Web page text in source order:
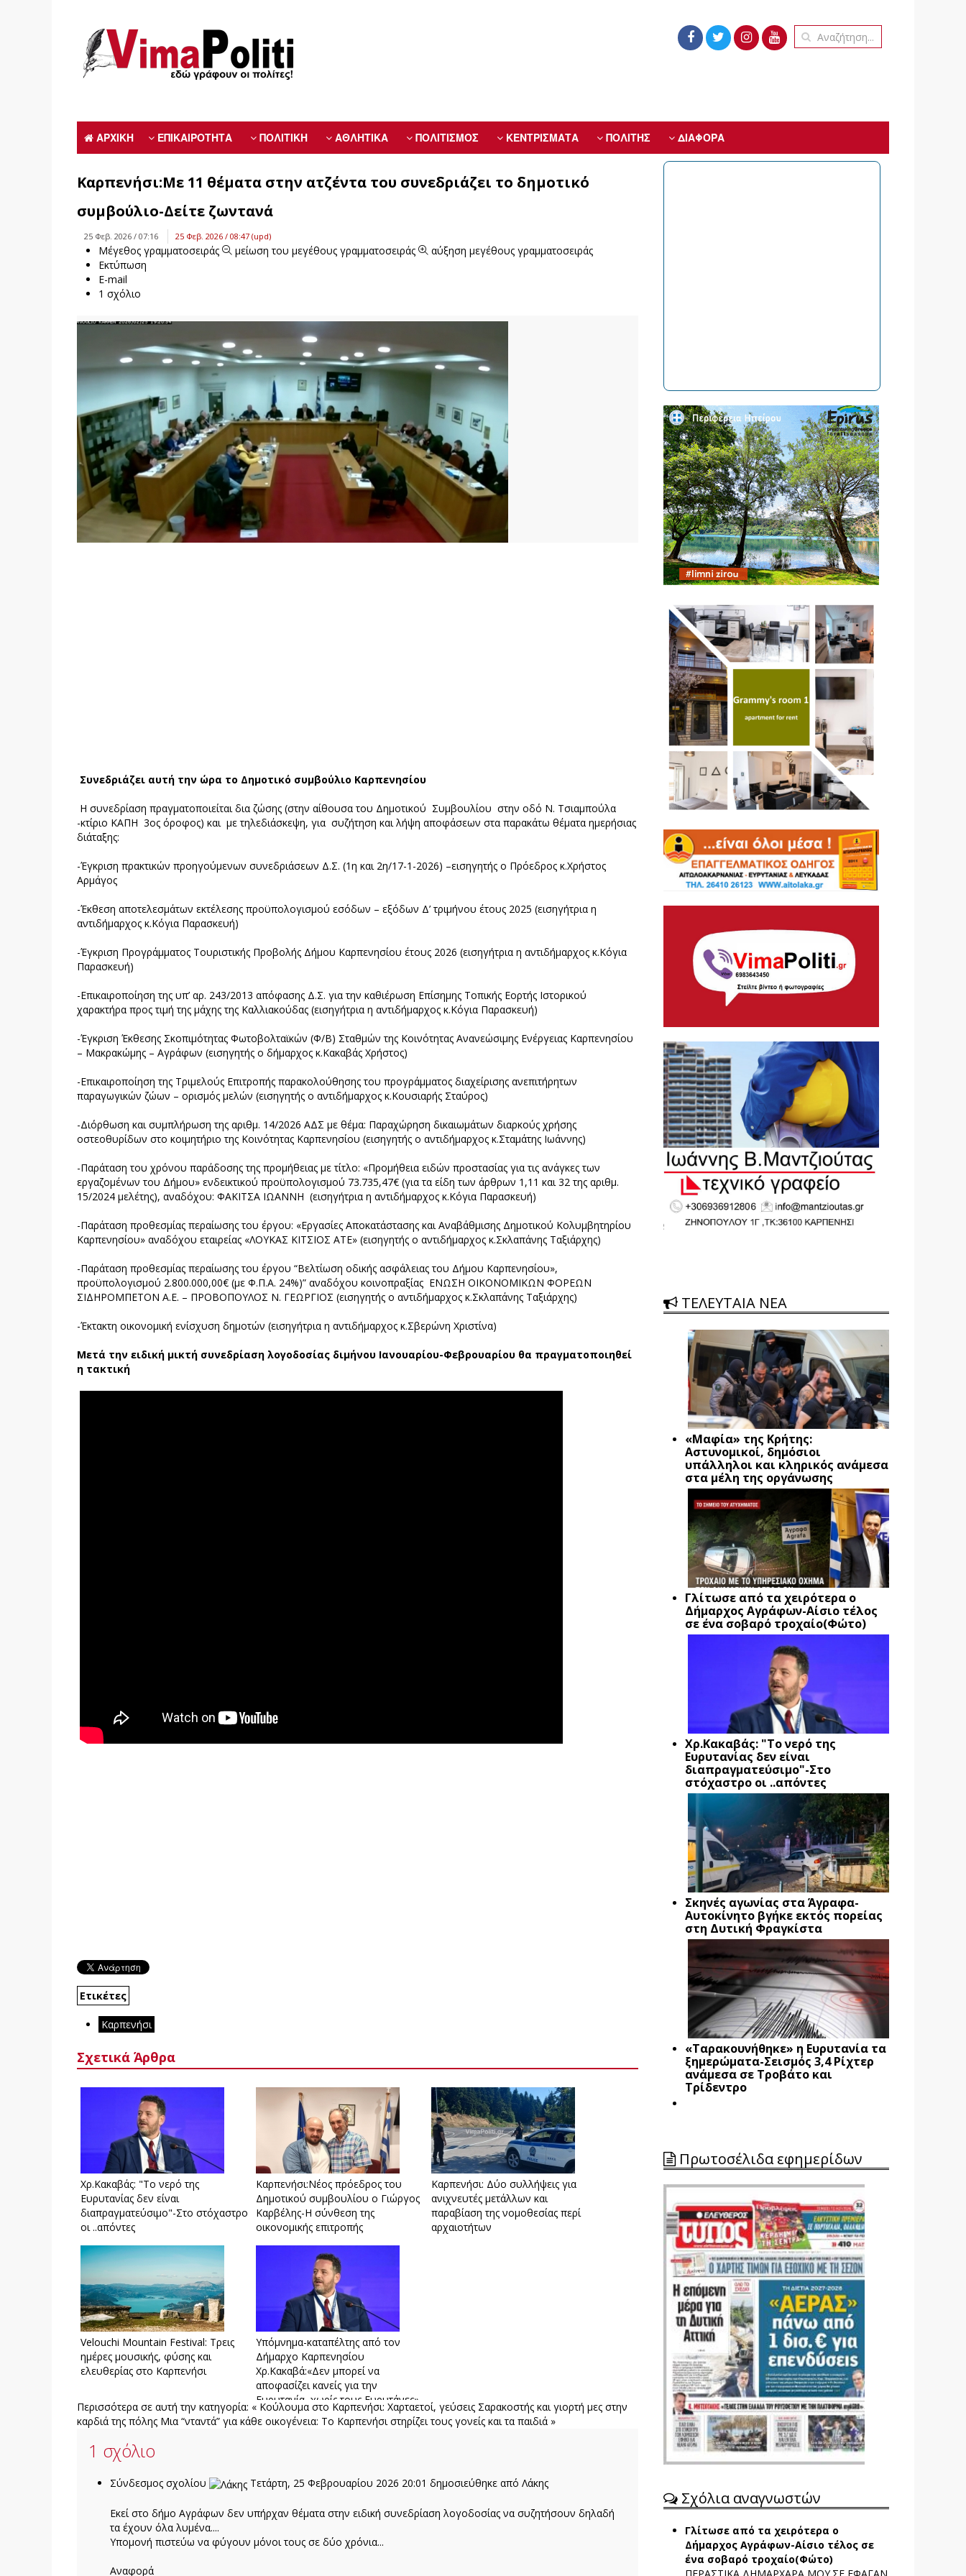
ΑΡΧΙΚΗ ΕΠΙΚΑΙΡΟΤΗΤΑ ΠΟΛΙΤΙΚΗ ΑΘΛΗΤΙΚΑ ΠΟΛΙΤΙΣΜΟΣ ΚΕΝΤΡΙΣΜΑΤΑ ΠΟΛΙΤΗΣ ΔΙΑΦΟΡΑ
Καρπενήσι:Με 11 θέματα στην ατζέντα του συνεδριάζει το δημοτικό
συμβούλιο-Δείτε ζωντανά
25 Φεβ. 2026 / 07:16 25 Φεβ. 2026 / 08:47 (upd)
Μέγεθος γραμματοσειράς μείωση του μεγέθους γραμματοσειράς
αύξηση μεγέθους γραμματοσειράς
Εκτύπωση
E-mail
1 σχόλιο
Συνεδριάζει αυτή την ώρα το Δημοτικό συμβούλιο Καρπενησίου
Η συνεδρίαση πραγματοποιείται δια ζώσης (στην αίθουσα του Δημοτικού Συμβουλίου στην οδό Ν. Τσιαμπούλα
-κτίριο ΚΑΠΗ 3ος όροφος) και με τηλεδιάσκεψη, για συζήτηση και λήψη αποφάσεων στα παρακάτω θέματα ημερήσιας
διάταξης:
-Έγκριση πρακτικών προηγούμενων συνεδριάσεων Δ.Σ. (1η και 2η/17-1-2026) –εισηγητής ο Πρόεδρος κ.Χρήστος
Αρμάγος
-Έκθεση αποτελεσμάτων εκτέλεσης προϋπολογισμού εσόδων – εξόδων Δ’ τριμήνου έτους 2025 (εισηγήτρια η
αντιδήμαρχος κ.Κόγια Παρασκευή)
-Έγκριση Προγράμματος Τουριστικής Προβολής Δήμου Καρπενησίου έτους 2026 (εισηγήτρια η αντιδήμαρχος κ.Κόγια
Παρασκευή)
-Επικαιροποίηση της υπ’ αρ. 243/2013 απόφασης Δ.Σ. για την καθιέρωση Επίσημης Τοπικής Εορτής Ιστορικού
χαρακτήρα προς τιμή της μάχης της Καλλιακούδας (εισηγήτρια η αντιδήμαρχος κ.Κόγια Παρασκευή)
-Έγκριση Έκθεσης Σκοπιμότητας Φωτοβολταϊκών (Φ/Β) Σταθμών της Κοινότητας Ανανεώσιμης Ενέργειας Καρπενησίου
– Μακρακώμης – Αγράφων (εισηγητής ο δήμαρχος κ.Κακαβάς Χρήστος)
-Επικαιροποίηση της Τριμελούς Επιτροπής παρακολούθησης του προγράμματος διαχείρισης ανεπιτήρητων
παραγωγικών ζώων – ορισμός μελών (εισηγητής ο αντιδήμαρχος κ.Κουσιαρής Σταύρος)
-Διόρθωση και συμπλήρωση της αριθμ. 14/2026 ΑΔΣ με θέμα: Παραχώρηση δικαιωμάτων διαρκούς χρήσης
οστεοθυρίδων στο κοιμητήριο της Κοινότητας Καρπενησίου (εισηγητής ο αντιδήμαρχος κ.Σταμάτης Ιωάννης)
-Παράταση του χρόνου παράδοσης της προμήθειας με τίτλο: «Προμήθεια ειδών προστασίας για τις ανάγκες των
εργαζομένων του Δήμου» ενδεικτικού προϋπολογισμού 73.735,47€ (για τα είδη των άρθρων 1,11 και 32 της αριθμ.
15/2024 μελέτης), αναδόχου: ΦΑΚΙΤΣΑ ΙΩΑΝΝΗ (εισηγήτρια η αντιδήμαρχος κ.Κόγια Παρασκευή)
-Παράταση προθεσμίας περαίωσης του έργου: «Εργασίες Αποκατάστασης και Αναβάθμισης Δημοτικού Κολυμβητηρίου
Καρπενησίου» αναδόχου εταιρείας «ΛΟΥΚΑΣ ΚΙΤΣΙΟΣ ΑΤΕ» (εισηγητής ο αντιδήμαρχος κ.Σκλαπάνης Ταξιάρχης)
-Παράταση προθεσμίας περαίωσης του έργου “Βελτίωση οδικής ασφάλειας του Δήμου Καρπενησίου»,
προϋπολογισμού 2.800.000,00€ (με Φ.Π.Α. 24%)” αναδόχου κοινοπραξίας ΕΝΩΣΗ ΟΙΚΟΝΟΜΙΚΩΝ ΦΟΡΕΩΝ
ΣΙΔΗΡΟΜΠΕΤΟΝ Α.Ε. – ΠΡΟΒΟΠΟΥΛΟΣ Ν. ΓΕΩΡΓΙΟΣ (εισηγητής ο αντιδήμαρχος κ.Σκλαπάνης Ταξιάρχης)
-Έκτακτη οικονομική ενίσχυση δημοτών (εισηγήτρια η αντιδήμαρχος κ.Σβερώνη Χριστίνα)
Μετά την ειδική μικτή συνεδρίαση λογοδοσίας διμήνου Ιανουαρίου-Φεβρουαρίου θα πραγματοποιηθεί
η τακτική
Ετικέτες
Καρπενήσι
Σχετικά Άρθρα
Xρ.Κακαβάς: "Το νερό της
Ευρυτανίας δεν είναι
διαπραγματεύσιμο"-Στο στόχαστρο
οι ..απόντες
Καρπενήσι:Νέος πρόεδρος του
Δημοτικού συμβουλίου ο Γιώργος
Καρβέλης-Η σύνθεση της
οικονομικής επιτροπής
Καρπενήσι: Δύο συλλήψεις για
ανιχνευτές μετάλλων και
παραβίαση της νομοθεσίας περί
αρχαιοτήτων
Velouchi Mountain Festival: Τρεις
ημέρες μουσικής, φύσης και
ελευθερίας στο Καρπενήσι
Υπόμνημα-καταπέλτης από τον
Δήμαρχο Καρπενησίου
Χρ.Κακαβά:«Δεν μπορεί να
αποφασίζει κανείς για την
Ευρυτανία, χωρίς τους Ευρυτάνες»
Περισσότερα σε αυτή την κατηγορία: « Κούλουμα στο Καρπενήσι: Χαρταετοί, γεύσεις Σαρακοστής και γιορτή μες στην
καρδιά της πόλης Μια “νταντά” για κάθε οικογένεια: Το Καρπενήσι στηρίζει τους γονείς και τα παιδιά »
1 σχόλιο
Σύνδεσμος σχολίου Τετάρτη, 25 Φεβρουαρίου 2026 20:01 δημοσιεύθηκε από Λάκης
Εκεί στο δήμο Αγράφων δεν υπήρχαν θέματα στην ειδική συνεδρίαση λογοδοσίας να συζητήσουν δηλαδή
τα έχουν όλα λυμένα....
Υπομονή πιστεύω να φύγουν μόνοι τους σε δύο χρόνια...
Aναφορά
ΤΕΛΕΥΤΑΙΑ ΝΕΑ
«Μαφία» της Κρήτης:
Αστυνομικοί, δημόσιοι
υπάλληλοι και κληρικός ανάμεσα
στα μέλη της οργάνωσης
Γλίτωσε από τα χειρότερα ο
Δήμαρχος Αγράφων-Αίσιο τέλος
σε ένα σοβαρό τροχαίο(Φώτο)
Xρ.Κακαβάς: "Το νερό της
Ευρυτανίας δεν είναι
διαπραγματεύσιμο"-Στο
στόχαστρο οι ..απόντες
Σκηνές αγωνίας στα Άγραφα-
Αυτοκίνητο βγήκε εκτός πορείας
στη Δυτική Φραγκίστα
«Ταρακουνήθηκε» η Ευρυτανία τα
ξημερώματα-Σεισμός 3,4 Ρίχτερ
ανάμεσα σε Τροβάτο και
Τρίδεντρο
Πρωτοσέλιδα εφημερίδων
Σχόλια αναγνωστών
Γλίτωσε από τα χειρότερα ο
Δήμαρχος Αγράφων-Αίσιο τέλος σε
ένα σοβαρό τροχαίο(Φώτο)